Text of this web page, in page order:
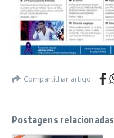
Compartilhar artigo
Postagens relacionadas